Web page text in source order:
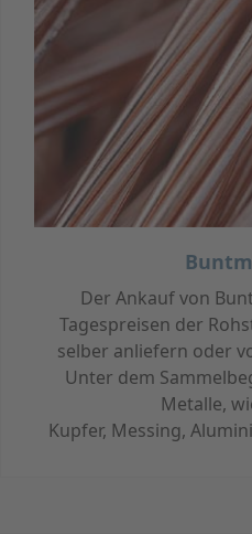
Der Ankauf von
Tagespreisen der
selber anliefern oder
Unter dem
Metalle,
Kupfer, Messing,